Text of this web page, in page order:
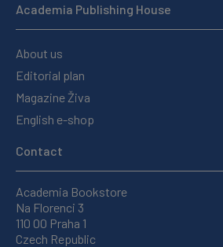
Academia Publishing House
About us
Editorial plan
Magazine Živa
English e-shop
Contact
Academia Bookstore
Na Florenci 3
110 00 Praha 1
Czech Republic